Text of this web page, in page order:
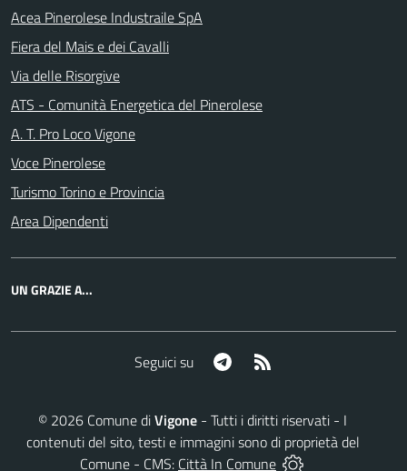
Acea Pinerolese Industraile SpA
Fiera del Mais e dei Cavalli
Via delle Risorgive
ATS - Comunità Energetica del Pinerolese
A. T. Pro Loco Vigone
Voce Pinerolese
Turismo Torino e Provincia
Area Dipendenti
UN GRAZIE A...
Seguici su Telegram
© 2026 Comune diVigone - Tutti i diritti riservati - I
contenuti del sito, testi e immagini sono di proprietà del
Comune - CMS: Città In Comune